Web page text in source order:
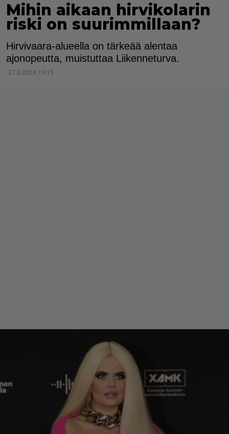
Mihin aikaan hirvikolarin
riski on suurimmillaan?
Hirvivaara-alueella on tärkeää alentaa
ajonopeutta, muistuttaa Liikenneturva.
27.8.2024 19:15